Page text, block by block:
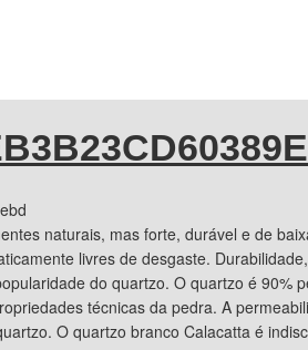
naturais, mas forte, durável e de
livres de desgaste.
do quartzo. O quartzo é 90%
técnicas da pedra. A
O quartzo branco Calacatta é